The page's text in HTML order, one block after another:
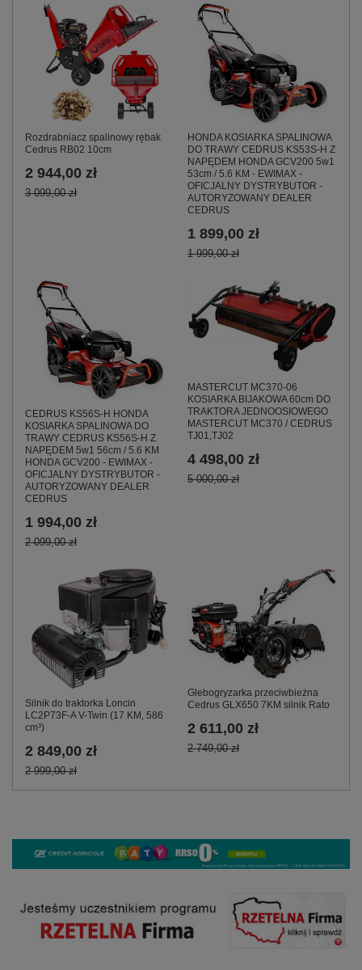
Rozdrabniacz spalinowy rębak
Cedrus RB02 10cm
2 944,00 zł
3 099,00 zł
HONDA KOSIARKA SPALINOWA
DO TRAWY CEDRUS KS53S-H Z
NAPĘDEM HONDA GCV200 5w1
53cm / 5.6 KM - EWIMAX -
OFICJALNY DYSTRYBUTOR -
AUTORYZOWANY DEALER
CEDRUS
1 899,00 zł
1 999,00 zł
CEDRUS KS56S-H HONDA
KOSIARKA SPALINOWA DO
TRAWY CEDRUS KS56S-H Z
NAPĘDEM 5w1 56cm / 5.6 KM
HONDA GCV200 - EWIMAX -
OFICJALNY DYSTRYBUTOR -
AUTORYZOWANY DEALER
CEDRUS
1 994,00 zł
2 099,00 zł
MASTERCUT MC370-06
KOSIARKA BIJAKOWA 60cm DO
TRAKTORA JEDNOOSIOWEGO
MASTERCUT MC370 / CEDRUS
TJ01,TJ02
4 498,00 zł
5 000,00 zł
Silnik do traktorka Loncin
LC2P73F-A V-Twin (17 KM, 586
cm³)
2 849,00 zł
2 999,00 zł
Glebogryzarka przeciwbieżna
Cedrus GLX650 7KM silnik Rato
2 611,00 zł
2 749,00 zł